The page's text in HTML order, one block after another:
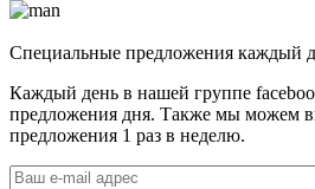
Специальные предложения каждый
Каждый день в нашей группе
предложения дня. Также мы можем
предложения 1 раз в неделю.